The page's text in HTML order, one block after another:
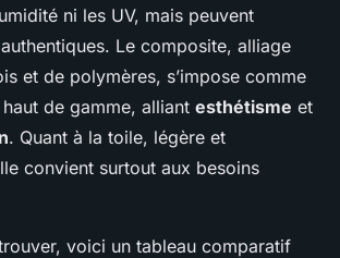
ni les UV, mais peuvent
Le composite, alliage
et de polymères, s’impose comme
de gamme, alliant esthétisme et
. Quant à la toile, légère et
convient surtout aux besoins
voici un tableau comparatif